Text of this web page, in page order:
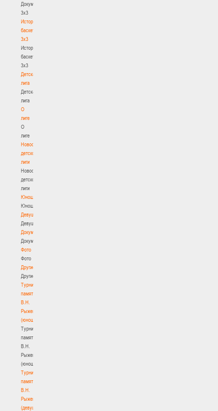
Документы
3х3
История
баскетбола
3х3
История
баскетбола
3х3
Детская
лига
Детская
лига
О
лиге
О
лиге
Новости
детской
лиги
Новости
детской
лиги
Юноши
Юноши
Девушки
Девушки
Документы
Документы
Фото
Фото
Другие
Другие
Турнир
памяти
В.Н.
Рыженкова
(юноши)
Турнир
памяти
В.Н.
Рыженкова
(юноши)
Турнир
памяти
В.Н.
Рыженкова
(девушки)